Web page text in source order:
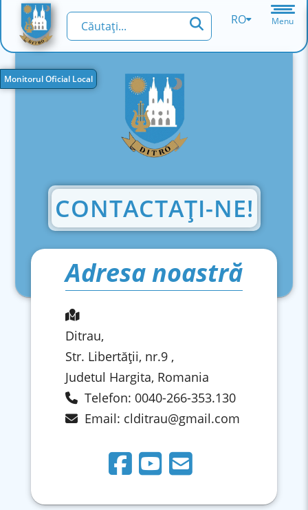
RO Menu
Monitorul Oficial Local
CONTACTAŢI-NE!
Adresa noastră
Ditrau,
Str. Libertăţii, nr.9 ,
Judetul Hargita, Romania
Telefon: 0040-266-353.130
Email: clditrau@gmail.com